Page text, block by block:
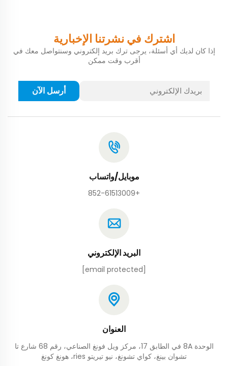
اشترك في نشرتنا الإخبارية
إذا كان لديك أي أسئلة، يرجى ترك بريد إلكتروني وسنتواصل معك في
أقرب وقت ممكن
أرسل الآن
موبايل/واتساب
+852-61513009
البريد الإلكتروني
العنوان
الوحدة 8A في الطابق 17، مركز ويل فونغ الصناعي، رقم 68 شارع تا
تشوان بينغ، كواي تشونغ، نيو تيريتو ries، هونغ كونغ